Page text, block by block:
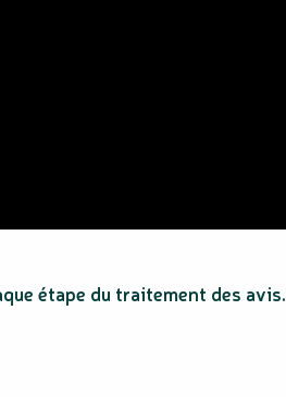
étape du traitement des avis.